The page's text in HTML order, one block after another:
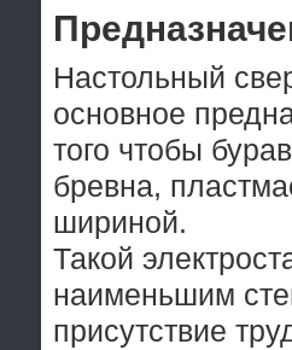
Настольный
основное
того чтобы
бревна,
шириной.
Такой
наименьшим
присутствие